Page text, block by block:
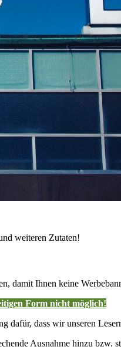
weiteren Zutaten!
damit Ihnen keine
Form nicht möglich!
dafür, dass wir unseren
Ausnahme hinzu bzw.